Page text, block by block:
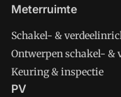
Meterruimte
Schakel- &
Ontwerpen schakel- &
Keuring & inspectie
PV